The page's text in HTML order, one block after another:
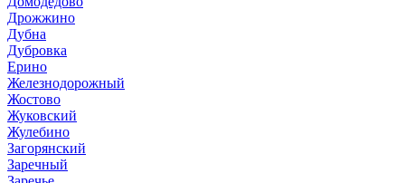
Дрожжино
Дубна
Дубровка
Ерино
Железнодорожный
Жостово
Жуковский
Жулебино
Загорянский
Заречный